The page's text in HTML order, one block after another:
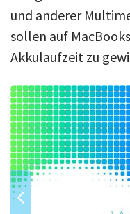
und anderer
sollen auf
Akkulaufzeit zu